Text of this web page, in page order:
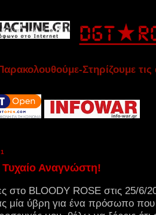
Στηρίζουμε
Αναγνώστη!
στο BLOODY ROSE στις 25/6/
μία ύβρη για ένα πρόσωπο